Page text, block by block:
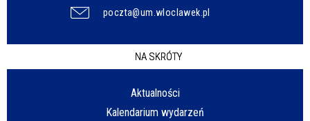
poczta@um.wloclawek.pl
NA SKRÓTY
Aktualności
Kalendarium wydarzeń